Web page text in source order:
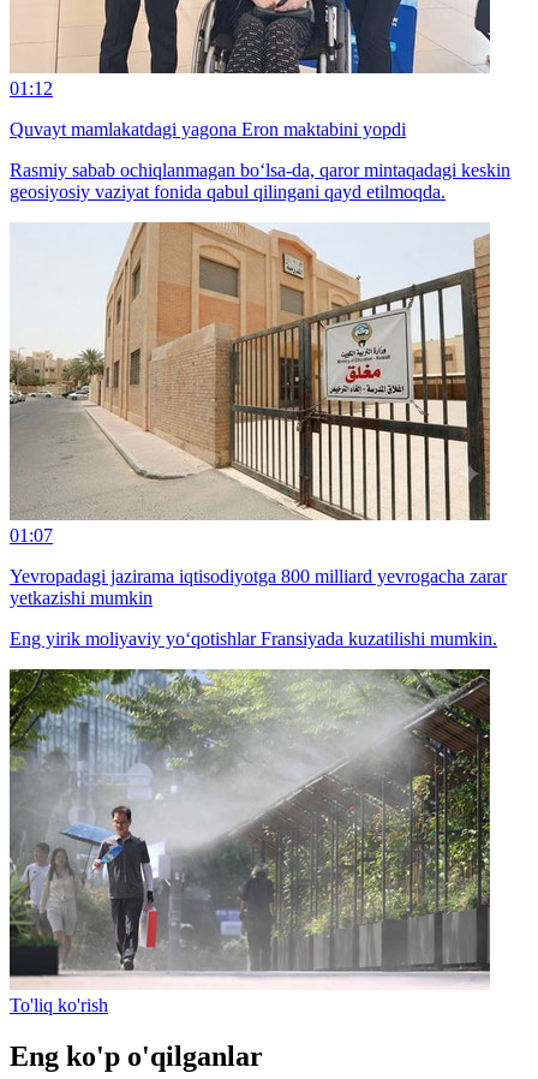
01:12
Quvayt mamlakatdagi yagona Eron maktabini yopdi
Rasmiy sabab ochiqlanmagan bo‘lsa-da, qaror mintaqadagi keskin
geosiyosiy vaziyat fonida qabul qilingani qayd etilmoqda.
01:07
Yevropadagi jazirama iqtisodiyotga 800 milliard yevrogacha zarar
yetkazishi mumkin
Eng yirik moliyaviy yo‘qotishlar Fransiyada kuzatilishi mumkin.
To'liq ko'rish
Eng ko'p o'qilganlar